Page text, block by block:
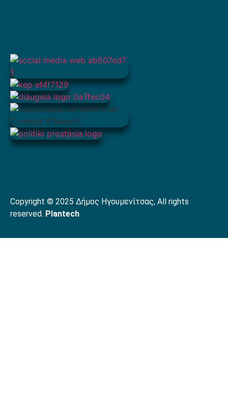
Copyright © 2025 Δήμος Ηγουμενίτσας, All rights
reserved. Plantech